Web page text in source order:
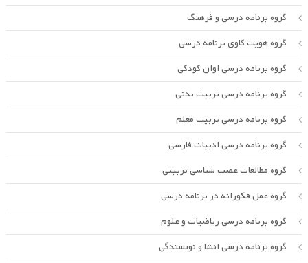
گروه برنامه درسی و فرهنگ
گروه هویت کاوی برنامه درسی
گروه برنامه درسی اوان کودکی
گروه برنامه درسی تربیت بدنی
گروه برنامه درسی تربیت معلم
گروه برنامه درسی ادبیات فارسی
گروه مطالعات عصب شناسی تربیتی
گروه عمل فکورانه در برنامه درسی
گروه برنامه درسی ریاضیات و علوم
گروه برنامه درسی انشا و نویسندگی